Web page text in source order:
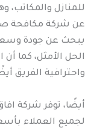
للمنازل والمكاتب،
عن شركة مكافحة
يبحث عن جودة
الحل الأمثل، كما
واحترافية الفريق
أيضًا، توفر شركة
لجميع العملاء